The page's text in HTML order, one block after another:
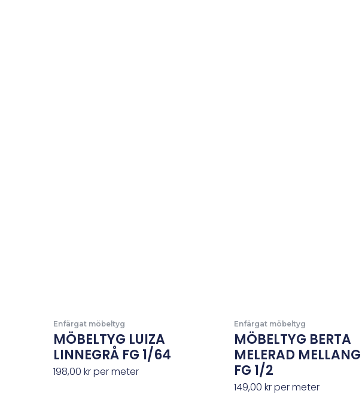
Enfärgat möbeltyg
MÖBELTYG LUIZA
LINNEGRÅ FG 1/64
198,00 krper meter
Enfärgat möbeltyg
MÖBELTYG BERTA
MELERAD
FG 1/2
149,00krper meter